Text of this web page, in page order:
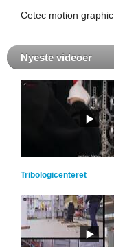
Cetec motion graphic
Nyeste videoer
Tribologicenteret